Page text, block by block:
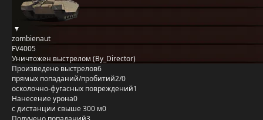
zombienaut
FV4005
Уничтожен выстрелом (By_Director)
Произведено выстрелов6
прямых попаданий/пробитий2/0
осколочно-фугасных повреждений1
Нанесение урона0
с дистанции свыше 300 м0